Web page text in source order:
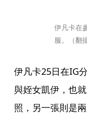
伊凡卡在
服。（翻
伊凡卡25日在IG
與姪女凱伊，也
照，另一張則是